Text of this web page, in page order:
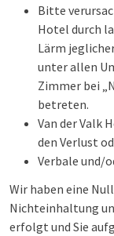
Bitte
Hotel durch
Lärm
unter allen
Zimmer bei
betreten.
Van der Valk
den Verlust
Verbale und/
Wir haben eine
Nichteinhaltung
erfolgt und Sie